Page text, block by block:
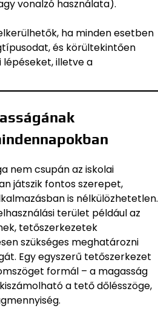
vonalzó használata).
ha minden esetben
és körültekintően
lépéseket, illetve a
nem csupán az iskolai
játszik fontos szerepet,
is nélkülözhetetlen.
terület például az
tetőszerkezetek
szükséges meghatározni
Egy egyszerű tetőszerkezet
formál – a magasság
a tető dőlésszöge,